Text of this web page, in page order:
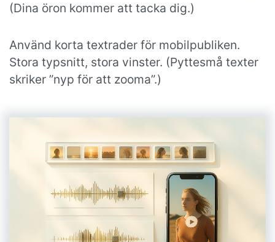
(Dina öron kommer att tacka dig.)
Använd korta textrader för mobilpubliken.
Stora typsnitt, stora vinster. (Pyttesmå texter
skriker ”nyp för att zooma”.)